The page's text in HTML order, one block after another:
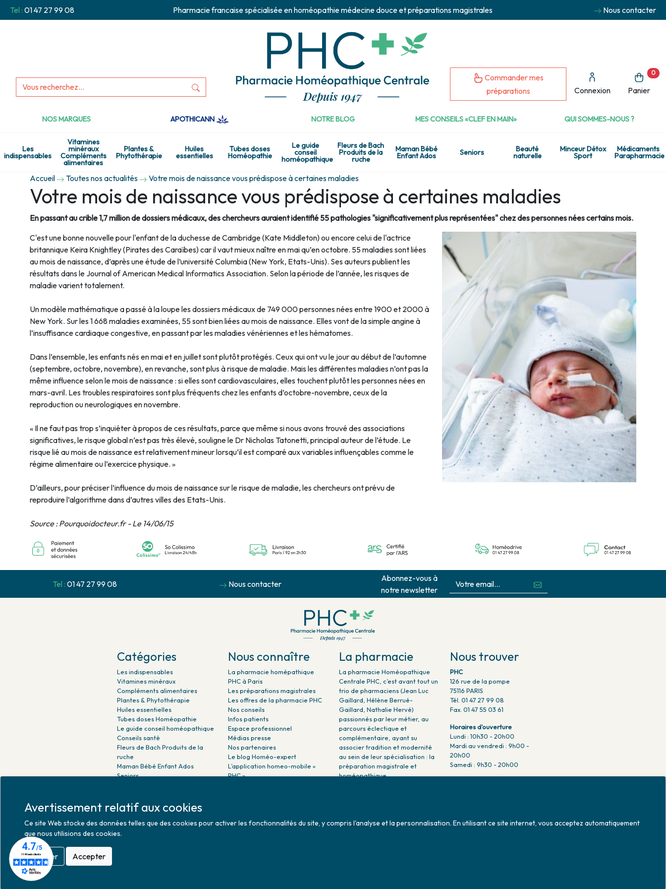
Tel : 01 47 27 99 08 Pharmacie francaise spécialisée en homéopathie médecine douce et préparations magistrales Nous contacter
Commander mes
préparations
Connexion Panier
0
NOS MARQUES APOTHICANN NOTRE BLOG MES CONSEILS «CLEF EN MAIN» QUI SOMMES-NOUS ?
Les
indispensables
Vitamines
minéraux
Compléments
alimentaires
Plantes &
Phytothérapie
Huiles
essentielles
Tubes doses
Homéopathie
Le guide
conseil
homéopathique
Fleurs de Bach
Produits de la
ruche
Maman Bébé
Enfant Ados Seniors Beauté
naturelle
Minceur Détox
Sport
Médicaments
Parapharmacie
Accueil Toutes nos actualités Votre mois de naissance vous prédispose à certaines maladies
Votre mois de naissance vous prédispose à certaines maladies
En passant au crible 1,7 million de dossiers médicaux, des chercheurs auraient identifié 55 pathologies "significativement plus représentées" chez des personnes nées certains mois.
C'est une bonne nouvelle pour l'enfant de la duchesse de Cambridge (Kate Middleton) ou encore celui de l'actrice
britannique Keira Knightley (Pirates des Caraïbes) car il vaut mieux naître en mai qu’en octobre. 55 maladies sont liées
au mois de naissance, d’après une étude de l’université Columbia (New York, Etats-Unis). Ses auteurs publient les
résultats dans le Journal of American Medical Informatics Association. Selon la période de l’année, les risques de
maladie varient totalement.
Un modèle mathématique a passé à la loupe les dossiers médicaux de 749 000 personnes nées entre 1900 et 2000 à
New York. Sur les 1 668 maladies examinées, 55 sont bien liées au mois de naissance. Elles vont de la simple angine à
l’insuffisance cardiaque congestive, en passant par les maladies vénériennes et les hématomes.
Dans l’ensemble, les enfants nés en mai et en juillet sont plutôt protégés. Ceux qui ont vu le jour au début de l’automne
(septembre, octobre, novembre), en revanche, sont plus à risque de maladie. Mais les différentes maladies n’ont pas la
même influence selon le mois de naissance : si elles sont cardiovasculaires, elles touchent plutôt les personnes nées en
mars-avril. Les troubles respiratoires sont plus fréquents chez les enfants d’octobre-novembre, ceux de la
reproduction ou neurologiques en novembre.
« Il ne faut pas trop s’inquiéter à propos de ces résultats, parce que même si nous avons trouvé des associations
significatives, le risque global n’est pas très élevé, souligne le Dr Nicholas Tatonetti, principal auteur de l’étude. Le
risque lié au mois de naissance est relativement mineur lorsqu’il est comparé aux variables influençables comme le
régime alimentaire ou l’exercice physique. »
D’ailleurs, pour préciser l’influence du mois de naissance sur le risque de maladie, les chercheurs ont prévu de
reproduire l’algorithme dans d’autres villes des Etats-Unis.
Source : Pourquoidocteur.fr - Le 14/06/15
Tel : 01 47 27 99 08 Nous contacter
Abonnez-vous à
notre newsletter
Catégories
Les indispensables
Vitamines minéraux
Compléments alimentaires
Plantes & Phytothérapie
Huiles essentielles
Tubes doses Homéopathie
Le guide conseil homéopathique
Conseils santé
Fleurs de Bach Produits de la
ruche
Maman Bébé Enfant Ados
Seniors
Médicaments Parapharmacie
Nous connaître
La pharmacie homépathique
PHC à Paris
Les préparations magistrales
Les offres de la pharmacie PHC
Nos conseils
Infos patients
Espace professionnel
Médias presse
Nos partenaires
Le blog Homéo-expert
L’application homeo-mobile «
PHC »
Enfants - AMFE
La pharmacie
La pharmacie Homéopathique
Centrale PHC, c’est avant tout un
trio de pharmaciens (Jean Luc
Gaillard, Hélène Berrué-
Gaillard, Nathalie Hervé)
passionnés par leur métier, au
parcours éclectique et
complémentaire, ayant su
associer tradition et modernité
au sein de leur spécialisation : la
préparation magistrale et
homéopathique.
Nous trouver
PHC
126 rue de la pompe
75116 PARIS
Tél. 01 47 27 99 08
Fax. 01 47 55 03 61
Horaires d'ouverture
Lundi : 10h30 - 20h00
Mardi au vendredi : 9h00 -
20h00
Samedi : 9h30 - 20h00
Avertissement relatif aux cookies
Ce site Web stocke des données telles que des cookies pour activer les fonctionnalités du site, y compris l'analyse et la personnalisation. En utilisant ce site internet, vous acceptez automatiquement
que nous utilisions des cookies.
Refuser Accepter